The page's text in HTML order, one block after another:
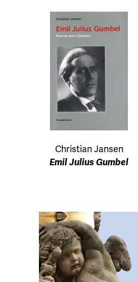
Christian Jansen
Emil Julius Gumbel